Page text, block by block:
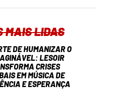
MAIS LIDAS
DE HUMANIZAR O
LESOIR
CRISES
EM MÚSICA DE
E ESPERANÇA